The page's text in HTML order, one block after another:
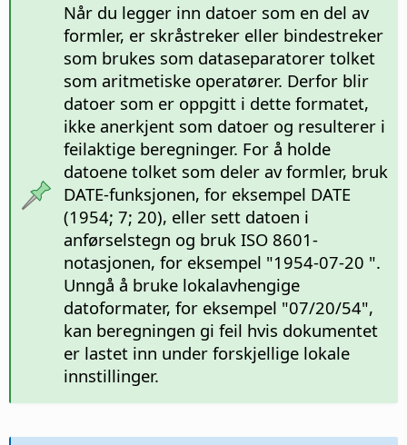
Når du legger inn datoer som en del av
formler, er skråstreker eller bindestreker
som brukes som dataseparatorer tolket
som aritmetiske operatører. Derfor blir
datoer som er oppgitt i dette formatet,
ikke anerkjent som datoer og resulterer i
feilaktige beregninger. For å holde
datoene tolket som deler av formler, bruk
DATE-funksjonen, for eksempel DATE
(1954; 7; 20), eller sett datoen i
anførselstegn og bruk ISO 8601-
notasjonen, for eksempel "1954-07-20 ".
Unngå å bruke lokalavhengige
datoformater, for eksempel "07/20/54",
kan beregningen gi feil hvis dokumentet
er lastet inn under forskjellige lokale
innstillinger.